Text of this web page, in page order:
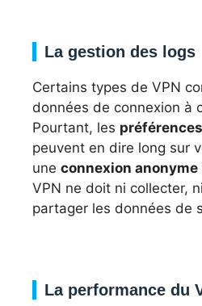
La gestion des logs
Certains types de VPN
données de connexion à
Pourtant, les
peuvent en dire long sur
une connexion anonyme
VPN ne doit ni collecter,
partager les données de
La performance du